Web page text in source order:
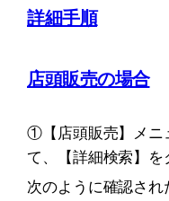
詳細手順
店頭販売の場合
①【店頭販売】メニ
て、【詳細検索】を
次のように確認さ